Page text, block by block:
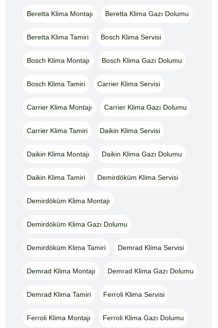
Beretta Klima Montajı Beretta Klima Gazı Dolumu
Beretta Klima Tamiri Bosch Klima Servisi
Bosch Klima Montajı Bosch Klima Gazı Dolumu
Bosch Klima Tamiri Carrier Klima Servisi
Carrier Klima Montajı Carrier Klima Gazı Dolumu
Carrier Klima Tamiri Daikin Klima Servisi
Daikin Klima Montajı Daikin Klima Gazı Dolumu
Daikin Klima Tamiri Demirdöküm Klima Servisi
Demirdöküm Klima Montajı
Demirdöküm Klima Gazı Dolumu
Demirdöküm Klima Tamiri Demrad Klima Servisi
Demrad Klima Montajı Demrad Klima Gazı Dolumu
Demrad Klima Tamiri Ferroli Klima Servisi
Ferroli Klima Montajı Ferroli Klima Gazı Dolumu